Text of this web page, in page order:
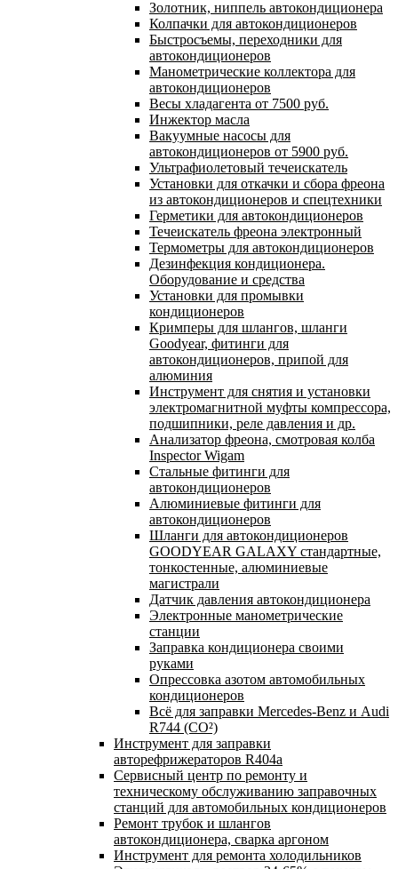
Золотник, ниппель автокондиционера
Колпачки для автокондиционеров
Быстросъемы, переходники для
автокондиционеров
Манометрические коллектора для
автокондиционеров
Весы хладагента от 7500 руб.
Инжектор масла
Вакуумные насосы для
автокондиционеров от 5900 руб.
Ультрафиолетовый течеискатель
Установки для откачки и сбора фреона
из автокондиционеров и спецтехники
Герметики для автокондиционеров
Течеискатель фреона электронный
Термометры для автокондиционеров
Дезинфекция кондиционера.
Оборудование и средства
Установки для промывки
кондиционеров
Кримперы для шлангов, шланги
Goodyear, фитинги для
автокондиционеров, припой для
алюминия
Инструмент для снятия и установки
электромагнитной муфты компрессора,
подшипники, реле давления и др.
Анализатор фреона, смотровая колба
Inspector Wigam
Стальные фитинги для
автокондиционеров
Алюминиевые фитинги для
автокондиционеров
Шланги для автокондиционеров
GOODYEAR GALAXY стандартные,
тонкостенные, алюминиевые
магистрали
Датчик давления автокондиционера
Электронные манометрические
станции
Заправка кондиционера своими
руками
Опрессовка азотом автомобильных
кондиционеров
Всё для заправки Mercedes-Benz и Audi
R744 (CO²)
Инструмент для заправки
авторефрижераторов R404a
Сервисный центр по ремонту и
техническому обслуживанию заправочных
станций для автомобильных кондиционеров
Ремонт трубок и шлангов
автокондиционера, сварка аргоном
Инструмент для ремонта холодильников